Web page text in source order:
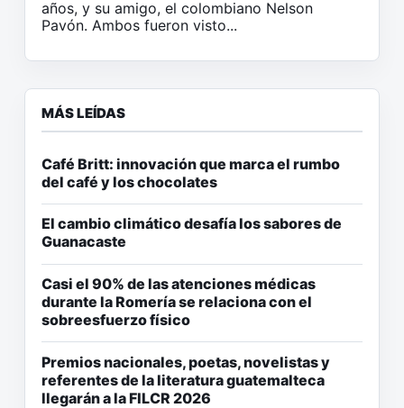
años, y su amigo, el colombiano Nelson
Pavón. Ambos fueron visto...
MÁS LEÍDAS
Café Britt: innovación que marca el rumbo
del café y los chocolates
El cambio climático desafía los sabores de
Guanacaste
Casi el 90% de las atenciones médicas
durante la Romería se relaciona con el
sobreesfuerzo físico
Premios nacionales, poetas, novelistas y
referentes de la literatura guatemalteca
llegarán a la FILCR 2026